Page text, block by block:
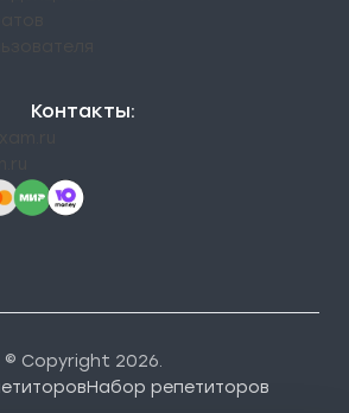
Контакты:
© Copyright 2026.
Набор репетиторов